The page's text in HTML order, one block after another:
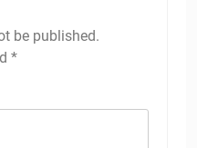
be published.
*